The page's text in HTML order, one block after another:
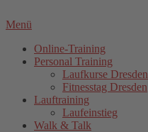
Menü
Online-Training
Personal Training
Laufkurse Dresden
Fitnesstag Dresden
Lauftraining
Laufeinstieg
Walk & Talk